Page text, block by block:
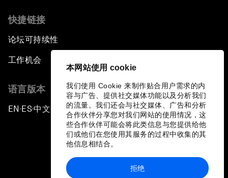
本网站使用 cookie
我们使用 Cookie 来制作贴合用户需求的内
容与广告、提供社交媒体功能以及分析我们
的流量。我们还会与社交媒体、广告和分析
合作伙伴分享您对我们网站的使用情况，这
些合作伙伴可能会将此类信息与您提供给他
们或他们在您使用其服务的过程中收集的其
他信息相结合。
拒绝
快捷链接
论坛可持续性
工作机会
语言版本
EN ▪ES▪中文▪ 日本語